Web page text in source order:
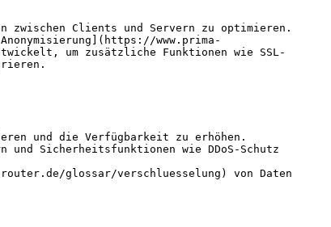
zwischen Clients und Servern zu optimieren.
www.prima-
um zusätzliche Funktionen wie SSL-
und die Verfügbarkeit zu erhöhen.
Sicherheitsfunktionen wie DDoS-Schutz
glossar/verschluesselung) von Daten